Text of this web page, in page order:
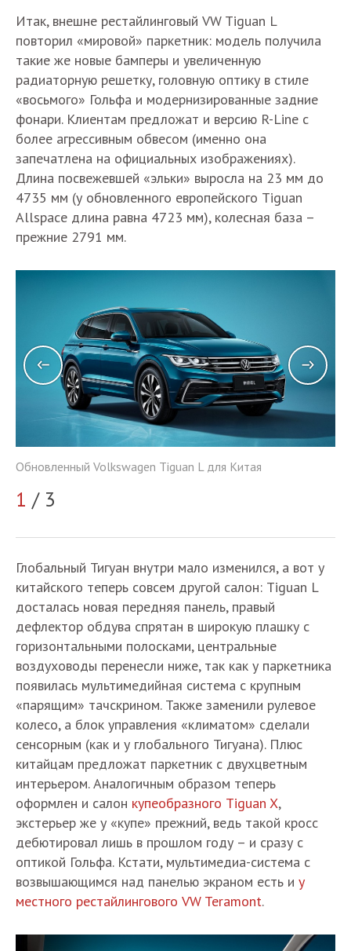
Итак, внешне рестайлинговый VW Tiguan L
повторил «мировой» паркетник: модель получила
такие же новые бамперы и увеличенную
радиаторную решетку, головную оптику в стиле
«восьмого» Гольфа и модернизированные задние
фонари. Клиентам предложат и версию R-Line с
более агрессивным обвесом (именно она
запечатлена на официальных изображениях).
Длина посвежевшей «эльки» выросла на 23 мм до
4735 мм (у обновленного европейского Tiguan
Allspace длина равна 4723 мм), колесная база –
прежние 2791 мм.
Обновленный Volkswagen Tiguan L для Китая
1 / 3
Глобальный Тигуан внутри мало изменился, а вот у
китайского теперь совсем другой салон: Tiguan L
досталась новая передняя панель, правый
дефлектор обдува спрятан в широкую плашку с
горизонтальными полосками, центральные
воздуховоды перенесли ниже, так как у паркетника
появилась мультимедийная система с крупным
«парящим» тачскрином. Также заменили рулевое
колесо, а блок управления «климатом» сделали
сенсорным (как и у глобального Тигуана). Плюс
китайцам предложат паркетник с двухцветным
интерьером. Аналогичным образом теперь
оформлен и салон купеобразного Tiguan X,
экстерьер же у «купе» прежний, ведь такой кросс
дебютировал лишь в прошлом году – и сразу с
оптикой Гольфа. Кстати, мультимедиа-система с
возвышающимся над панелью экраном есть и у
местного рестайлингового VW Teramont.